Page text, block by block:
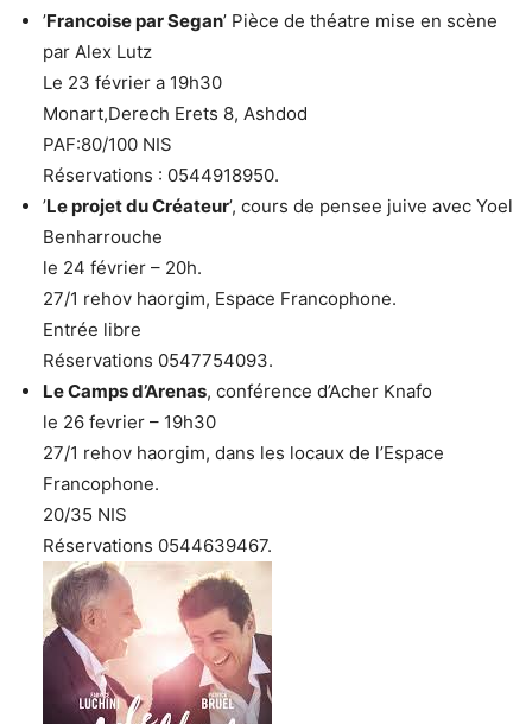
’Francoise par Segan’ Pièce de théatre mise en scène
par Alex Lutz
Le 23 février a 19h30
Monart,Derech Erets 8, Ashdod
PAF:80/100 NIS
Réservations : 0544918950.
’Le projet du Créateur’, cours de pensee juive avec Yoel
Benharrouche
le 24 février – 20h.
27/1 rehov haorgim, Espace Francophone.
Entrée libre
Réservations 0547754093.
Le Camps d’Arenas, conférence d’Acher Knafo
le 26 fevrier – 19h30
27/1 rehov haorgim, dans les locaux de l’Espace
Francophone.
20/35 NIS
Réservations 0544639467.